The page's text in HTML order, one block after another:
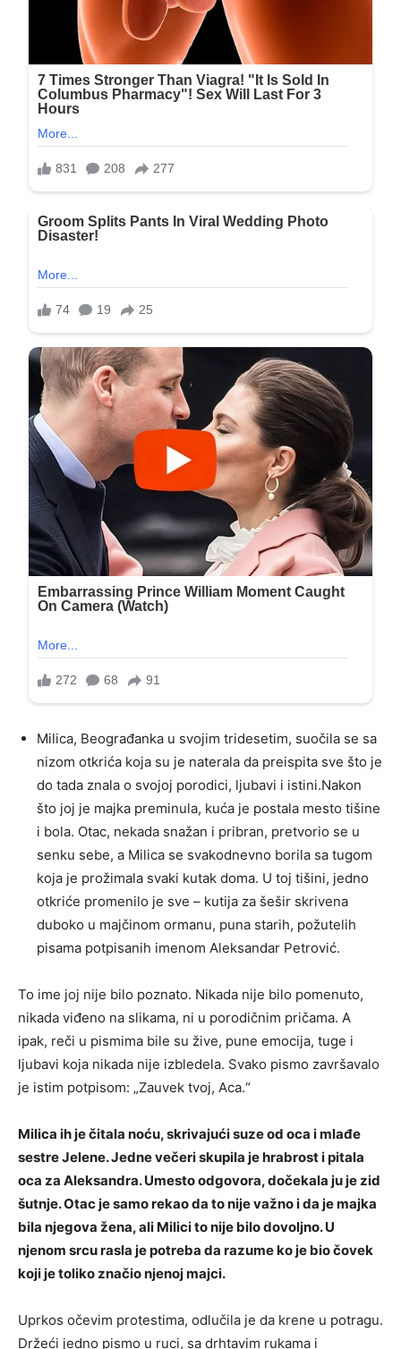
Milica, Beograđanka u svojim tridesetim, suočila se sa
nizom otkrića koja su je naterala da preispita sve što je
do tada znala o svojoj porodici, ljubavi i istini.Nakon
što joj je majka preminula, kuća je postala mesto tišine
i bola. Otac, nekada snažan i pribran, pretvorio se u
senku sebe, a Milica se svakodnevno borila sa tugom
koja je prožimala svaki kutak doma. U toj tišini, jedno
otkriće promenilo je sve – kutija za šešir skrivena
duboko u majčinom ormanu, puna starih, požutelih
pisama potpisanih imenom Aleksandar Petrović.
To ime joj nije bilo poznato. Nikada nije bilo pomenuto,
nikada viđeno na slikama, ni u porodičnim pričama. A
ipak, reči u pismima bile su žive, pune emocija, tuge i
ljubavi koja nikada nije izbledela. Svako pismo završavalo
je istim potpisom: „Zauvek tvoj, Aca.“
Milica ih je čitala noću, skrivajući suze od oca i mlađe
sestre Jelene. Jedne večeri skupila je hrabrost i pitala
oca za Aleksandra. Umesto odgovora, dočekala ju je zid
šutnje. Otac je samo rekao da to nije važno i da je majka
bila njegova žena, ali Milici to nije bilo dovoljno. U
njenom srcu rasla je potreba da razume ko je bio čovek
koji je toliko značio njenoj majci.
Uprkos očevim protestima, odlučila je da krene u potragu.
Držeći jedno pismo u ruci, sa drhtavim rukama i